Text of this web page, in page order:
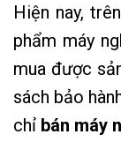
Hiện nay,
phẩm máy
mua được
sách bảo
chỉ bán máy